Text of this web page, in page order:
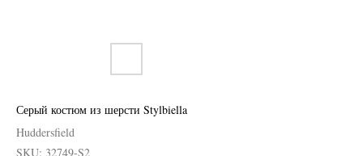
Серый костюм из шерсти Stylbiella
Huddersfield
SKU: 32749-S2